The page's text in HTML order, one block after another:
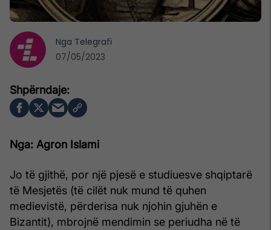
Nga: Agron Islami
Jo të gjithë, por një pjesë e studiuesve shqiptarë
të Mesjetës (të cilët nuk mund të quhen
medievistë, përderisa nuk njohin gjuhën e
Bizantit), mbrojnë mendimin se periudha në të
Nga Telegrafi
07/05/2023